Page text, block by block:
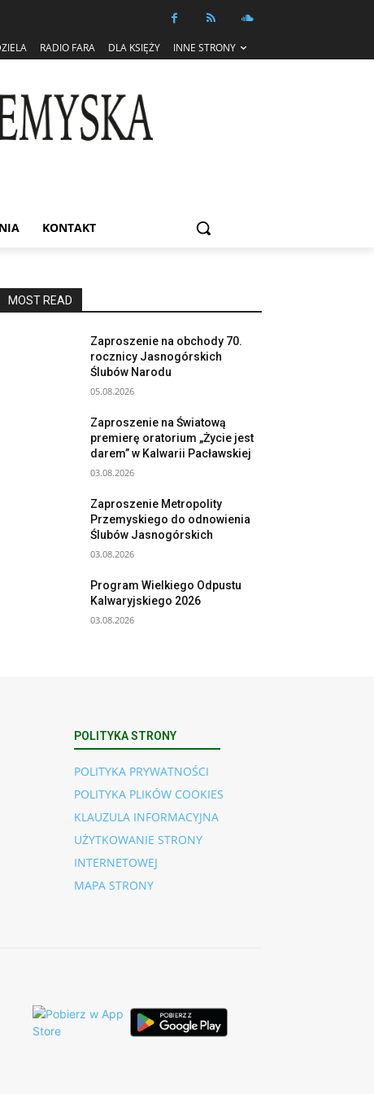
RADIO FARA DLA KSIĘŻY INNE STRONY
KONTAKT
MOST READ
Zaproszenie na obchody 70.
rocznicy Jasnogórskich
Ślubów Narodu
05.08.2026
Zaproszenie na Światową
premierę oratorium „Życie jest
darem” w Kalwarii Pacławskiej
03.08.2026
Zaproszenie Metropolity
Przemyskiego do odnowienia
Ślubów Jasnogórskich
03.08.2026
Program Wielkiego Odpustu
Kalwaryjskiego 2026
03.08.2026
POLITYKA STRONY
POLITYKA PRYWATNOŚCI
POLITYKA PLIKÓW COOKIES
KLAUZULA INFORMACYJNA
UŻYTKOWANIE STRONY
INTERNETOWEJ
MAPA STRONY